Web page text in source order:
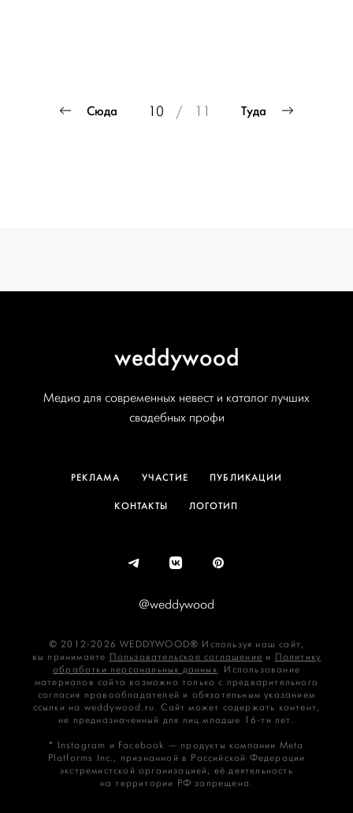
Пагинация
записей
Сюда 10 / 11 Туда
ПРОЕКТ
СВАДЬБЫ
weddywood
Медиа для современных невест и каталог лучших
свадебных профи
РЕКЛАМА УЧАСТИЕ ПУБЛИКАЦИИ
КОНТАКТЫ ЛОГОТИП
@weddywood
© 2012-2026 WEDDYWOOD® Используя наш сайт,
вы принимаете Пользовательское соглашение и
Политику
обработки персональных данных . Использование
материалов сайта возможно только с предварительного
согласия правообладателей и обязательным указанием
ссылки на weddywood.ru. Сайт может содержать контент,
не предназначенный для лиц младше 16‑ти лет.
* Instagram и Facebook — продукты компании Meta
Platforms Inc., признанной в Российской Федерации
экстремистской организацией; её деятельность
на территории РФ запрещена.